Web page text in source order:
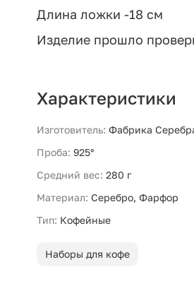
Длина ложки -18 см
Изделие прошло
Характеристики
Изготовитель: Фабрика
Проба: 925°
Средний вес: 280 г
Материал: Серебро, Фарфор
Тип: Кофейные
Наборы для кофе